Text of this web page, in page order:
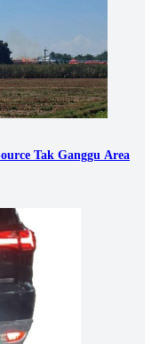
Tak Ganggu Area